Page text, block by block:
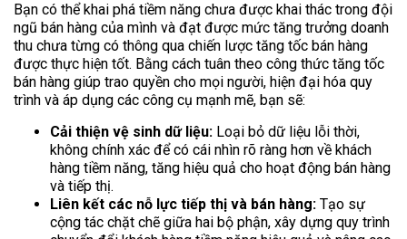
Bạn có thể khai phá tiềm năng chưa được khai thác trong đội
ngũ bán hàng của mình và đạt được mức tăng trưởng doanh
thu chưa từng có thông qua chiến lược tăng tốc bán hàng
được thực hiện tốt. Bằng cách tuân theo công thức tăng tốc
bán hàng giúp trao quyền cho mọi người, hiện đại hóa quy
trình và áp dụng các công cụ mạnh mẽ, bạn sẽ:
Cải thiện vệ sinh dữ liệu: Loại bỏ dữ liệu lỗi thời,
không chính xác để có cái nhìn rõ ràng hơn về khách
hàng tiềm năng, tăng hiệu quả cho hoạt động bán hàng
và tiếp thị.
Liên kết các nỗ lực tiếp thị và bán hàng: Tạo sự
cộng tác chặt chẽ giữa hai bộ phận, xây dựng quy trình